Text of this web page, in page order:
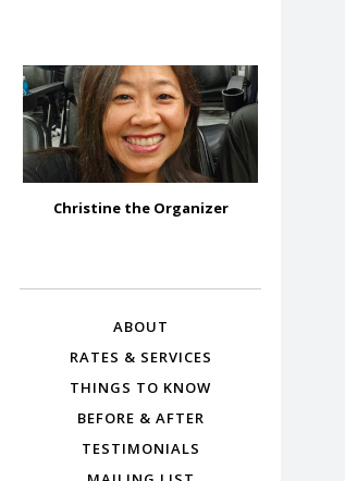
CHRISTINE THE
HILLSBOROUGH,
FOSTER CITY,
BELMONT, AND
MORE
Christine the Organizer
ABOUT
RATES & SERVICES
THINGS TO KNOW
BEFORE & AFTER
TESTIMONIALS